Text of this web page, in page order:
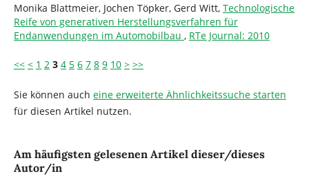
Monika Blattmeier, Jochen Töpker, Gerd Witt, Technologische
Reife von generativen Herstellungsverfahren für
Endanwendungen im Automobilbau , RTe Journal: 2010
<< < 1 2 3 4 5 6 7 8 9 10 > >>
Sie können auch eine erweiterte Ähnlichkeitssuche starten
für diesen Artikel nutzen.
Am häufigsten gelesenen Artikel dieser/dieses
Autor/in